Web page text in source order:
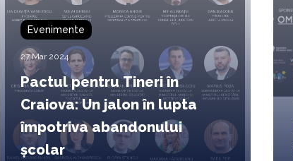
Evenimente
27 Mar 2024
Pactul pentru Tineri în
Craiova: Un jalon în lupta
împotriva abandonului
școlar